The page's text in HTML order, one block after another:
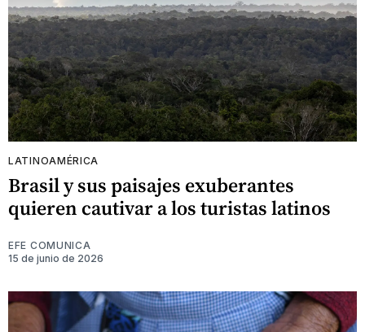
LATINOAMÉRICA
Brasil y sus paisajes exuberantes
quieren cautivar a los turistas latinos
EFE COMUNICA
15 de junio de 2026